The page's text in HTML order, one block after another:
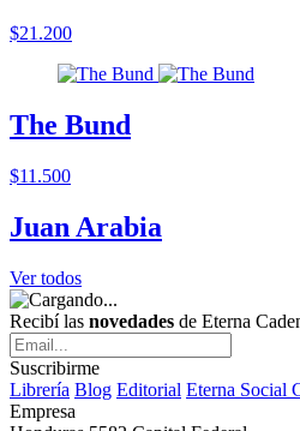
$21.200
The Bund
$11.500
Juan Arabia
Ver todos
Recibí las novedades de Eterna
Suscribirme
Librería Blog Editorial Eterna Social
Empresa